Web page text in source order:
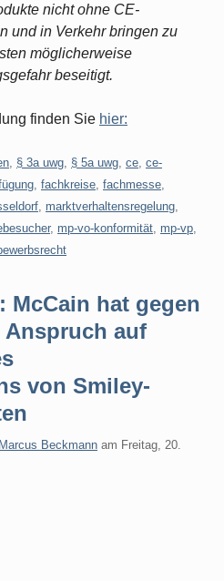
nicht ohne CE-
und in Verkehr bringen zu
möglicherweise
beseitigt.
finden Sie hier:
§ 3a uwg § 5a uwg ce ce-
fachkreise fachmesse
marktverhaltensregelung
, mp-vo-konformität mp-vp
McCain hat gegen
auf
von Smiley-
Beckmann am Freitag, 20.